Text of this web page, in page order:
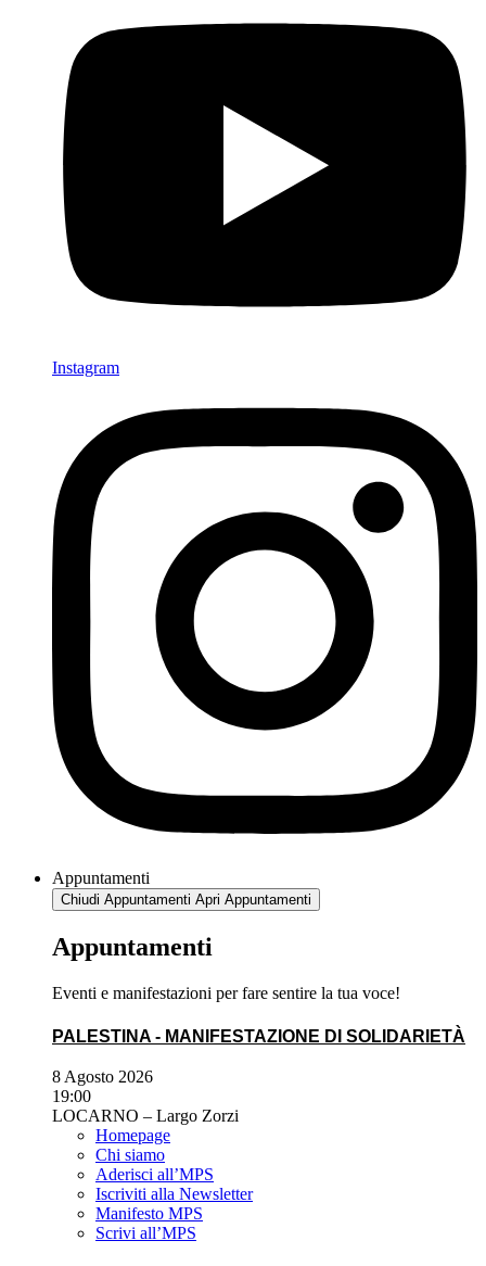
Instagram
Appuntamenti
Chiudi Appuntamenti Apri Appuntamenti
Appuntamenti
Eventi e manifestazioni per fare sentire la tua voce!
PALESTINA - MANIFESTAZIONE DI SOLIDARIETÀ
8 Agosto 2026
19:00
LOCARNO – Largo Zorzi
Homepage
Chi siamo
Aderisci all’MPS
Iscriviti alla Newsletter
Manifesto MPS
Scrivi all’MPS